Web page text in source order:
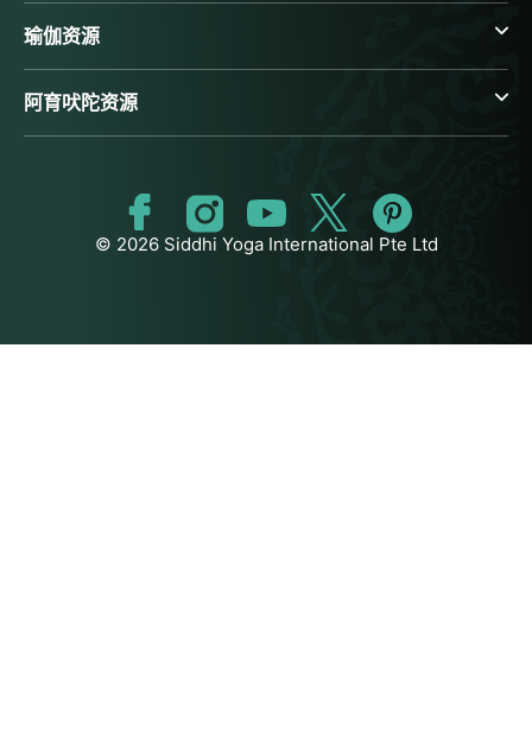
瑜伽资源
阿育吠陀资源
© 2026 Siddhi Yoga International Pte Ltd